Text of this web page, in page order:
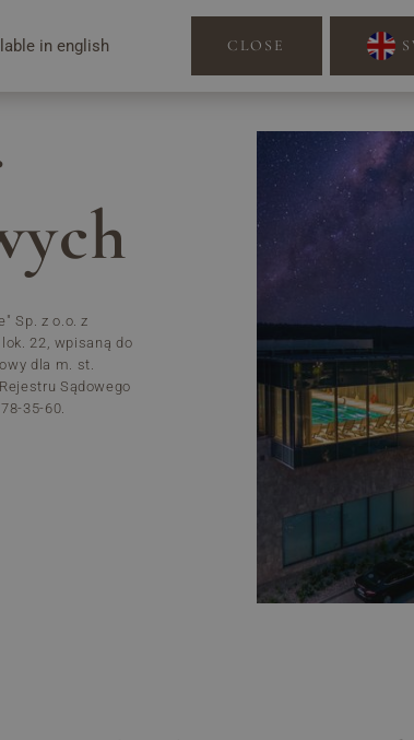
Sp. z o.o. z
22, wpisaną do
dla m. st.
Sądowego
35-60.
in english CLOSE